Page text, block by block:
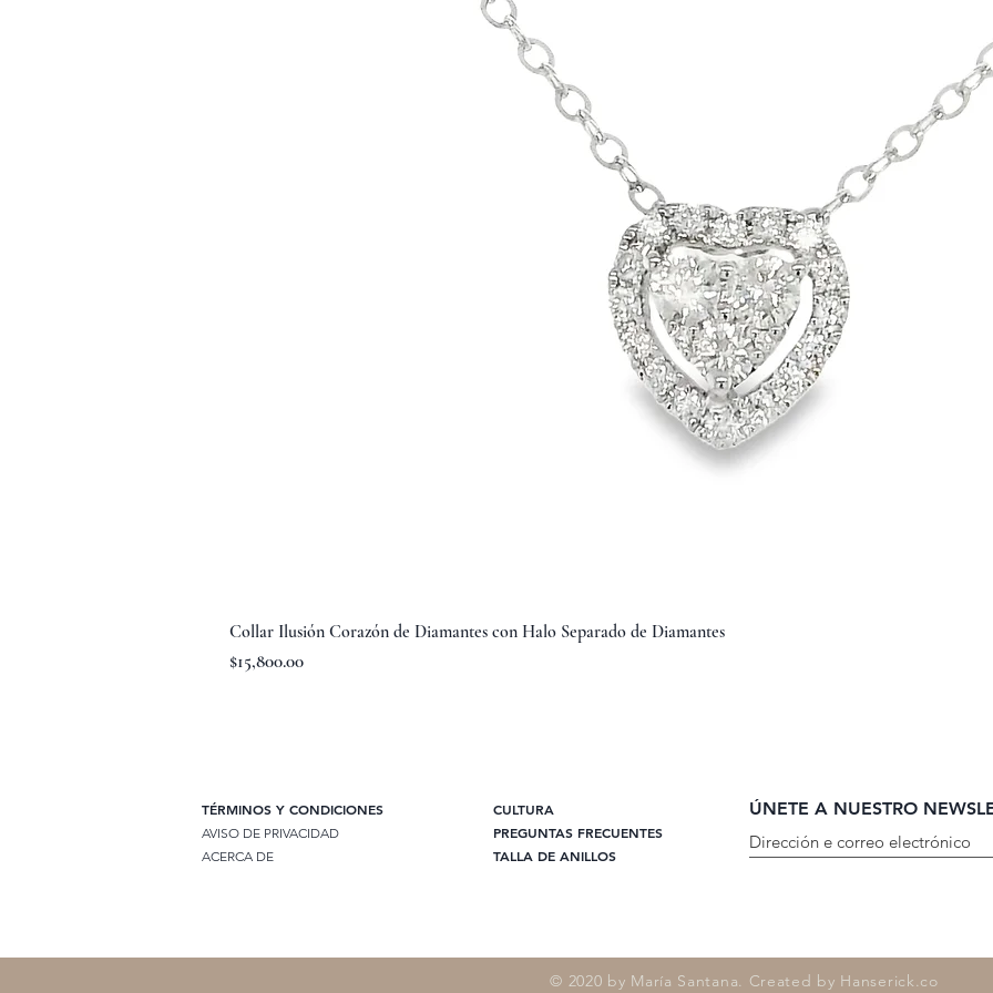
Vista rápida
Collar Ilusión Corazón de Diamantes con Halo Separado de Diamantes
Precio
$15,800.00
TÉRMINOS Y CONDICIONES
AVISO DE PRIVACIDAD
ACERCA DE
CULTURA
PREGUNTAS FRECUENTES
TALLA DE ANILLOS
ÚNETE A NUESTRO
© 2020 by María Santana. Created by Hanserick.co